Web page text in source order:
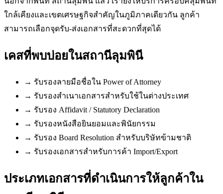
ใกล้เคียงและเขตเศรษฐกิจสำคัญในภูมิภาคเดียวกัน ลูกค้า
สามารถเลือกจุดรับ-ส่งเอกสารที่สะดวกที่สุดได้
เคสที่พบบ่อยในสถานีลุมพินี
→ รับรองลายมือชื่อใน Power of Attorney
→ รับรองสำเนาเอกสารสำหรับใช้ในต่างประเทศ
→ รับรอง Affidavit / Statutory Declaration
→ รับรองหนังสือยินยอมและพินัยกรรม
→ รับรอง Board Resolution สำหรับบริษัทข้ามชาติ
→ รับรองเอกสารสำหรับการค้า Import/Export
ประเภทเอกสารที่ดำเนินการให้ลูกค้าใน